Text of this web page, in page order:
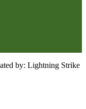
by: Lightning Strike